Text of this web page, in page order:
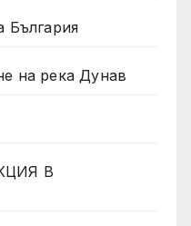
България
на река Дунав
В